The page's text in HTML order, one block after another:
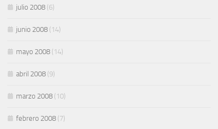
julio 2008 (6)
junio 2008 (14)
mayo 2008 (14)
abril 2008 (9)
marzo 2008 (10)
febrero 2008 (7)